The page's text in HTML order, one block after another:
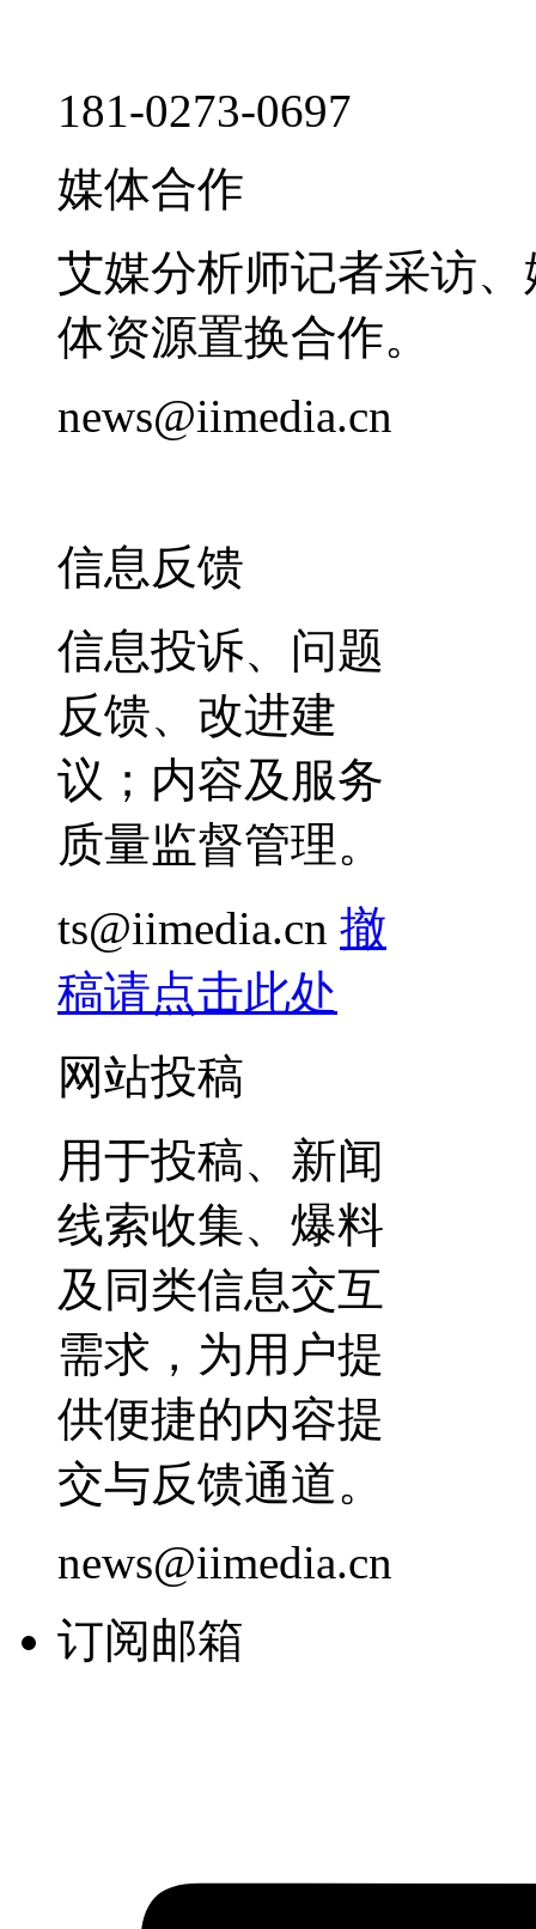
181-0273-0697
媒体合作
艾媒分析师记者采访
体资源置换合作。
news@iimedia.cn
信息反馈
信息投诉、问题
反馈、改进建
议；内容及服务
质量监督管理。
ts@iimedia.cn 撤
稿请点击此处
网站投稿
用于投稿、新闻
线索收集、爆料
及同类信息交互
需求，为用户提
供便捷的内容提
交与反馈通道。
news@iimedia.cn
订阅邮箱